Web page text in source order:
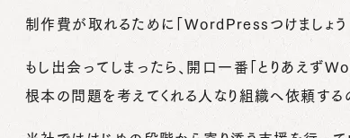
制作費が取れるために「WordPressつけましょう
もし出会ってしまったら、開口一番「とりあえず
根本の問題を考えてくれる人なり組織へ依頼する